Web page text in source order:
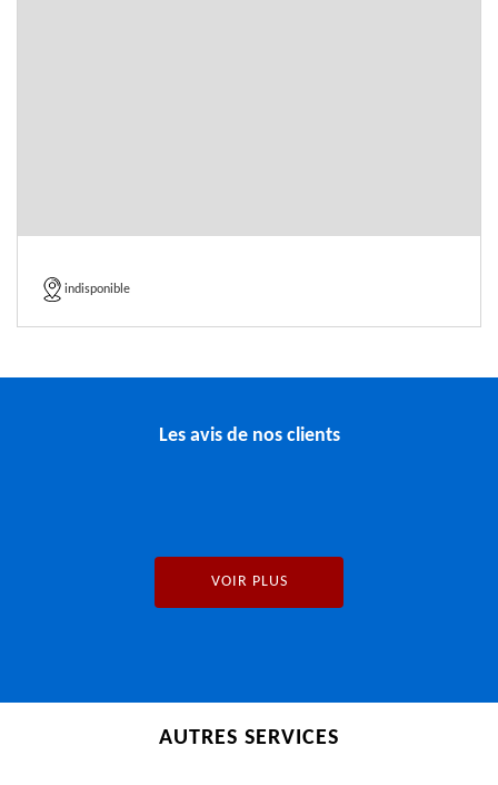
indisponible
Les avis de nos clients
VOIR PLUS
AUTRES SERVICES